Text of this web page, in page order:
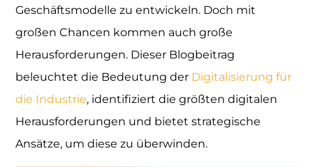
Geschäftsmodelle zu entwickeln. Doch mit
großen Chancen kommen auch große
Herausforderungen. Dieser Blogbeitrag
beleuchtet die Bedeutung der Digitalisierung für
die Industrie, identifiziert die größten digitalen
Herausforderungen und bietet strategische
Ansätze, um diese zu überwinden.